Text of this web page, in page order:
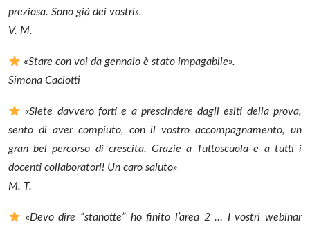
preziosa. Sono già dei vostri».
V. M.
«Stare con voi da gennaio è stato impagabile».
Simona Caciotti
«Siete davvero forti e a prescindere dagli esiti della prova,
sento di aver compiuto, con il vostro accompagnamento, un
gran bel percorso di crescita. Grazie a Tuttoscuola e a tutti i
docenti collaboratori! Un caro saluto»
M. T.
«Devo dire “stanotte” ho finito l’area 2 … I vostri webinar